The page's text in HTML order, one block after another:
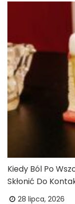
Kiedy Ból Po
Skłonić Do
28 lipca, 2026